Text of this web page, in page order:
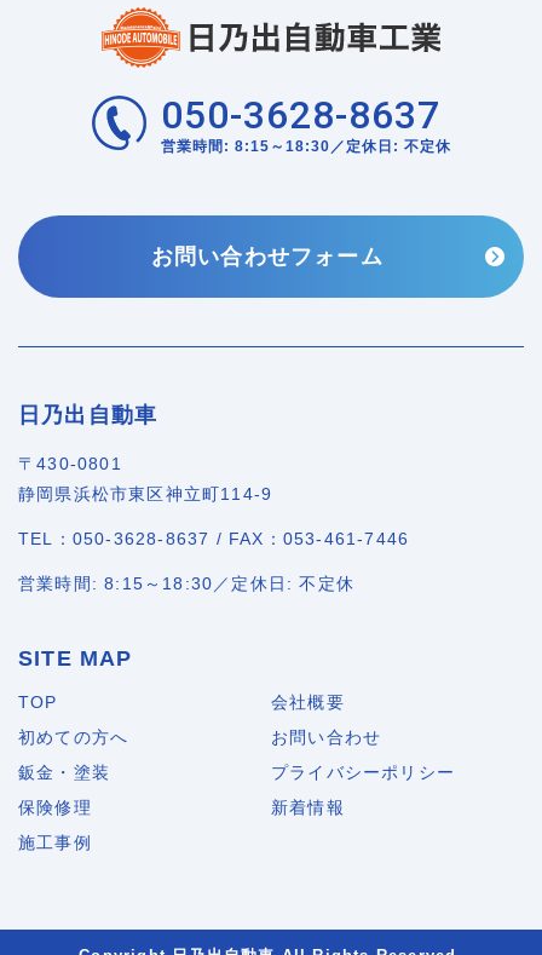
050-3628-8637
営業時間: 8:15～18:30／定休日: 不定休
お問い合わせフォーム
日乃出自動車
〒430-0801
静岡県浜松市東区神立町114-9
TEL：050-3628-8637 / FAX：053-461-7446
営業時間: 8:15～18:30／定休日: 不定休
SITE MAP
TOP
会社概要
初めての方へ
お問い合わせ
鈑金・塗装
プライバシーポリシー
保険修理
新着情報
施工事例